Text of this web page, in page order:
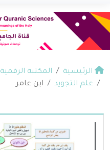
الرئيسية المكتبة الرقمية
علم التجويد
⁨ابن عامر